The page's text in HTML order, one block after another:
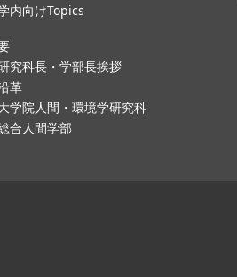
内向けTopics
究科長・学部長挨拶
革
学院人間・環境学研究科
合人間学部